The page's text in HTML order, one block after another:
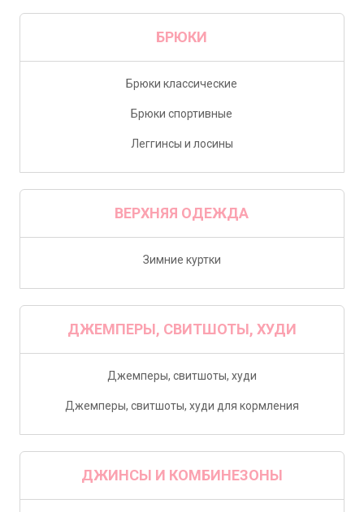
БРЮКИ
Брюки классические
Брюки спортивные
Леггинсы и лосины
ВЕРХНЯЯ ОДЕЖДА
Зимние куртки
ДЖЕМПЕРЫ, СВИТШОТЫ, ХУДИ
Джемперы, свитшоты, худи
Джемперы, свитшоты, худи для кормления
ДЖИНСЫ И КОМБИНЕЗОНЫ